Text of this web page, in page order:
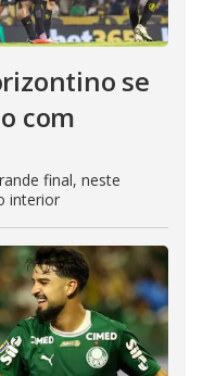
se
com
final, neste
interior